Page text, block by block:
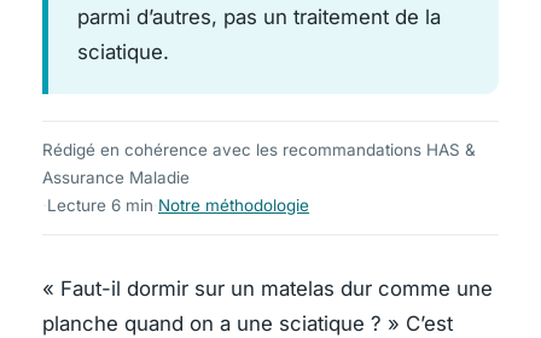
parmi d’autres, pas un traitement de la
sciatique.
Rédigé en cohérence avec les recommandations HAS &
Assurance Maladie
Lecture 6 min Notre méthodologie
« Faut-il dormir sur un matelas dur comme une
planche quand on a une sciatique ? » C’est